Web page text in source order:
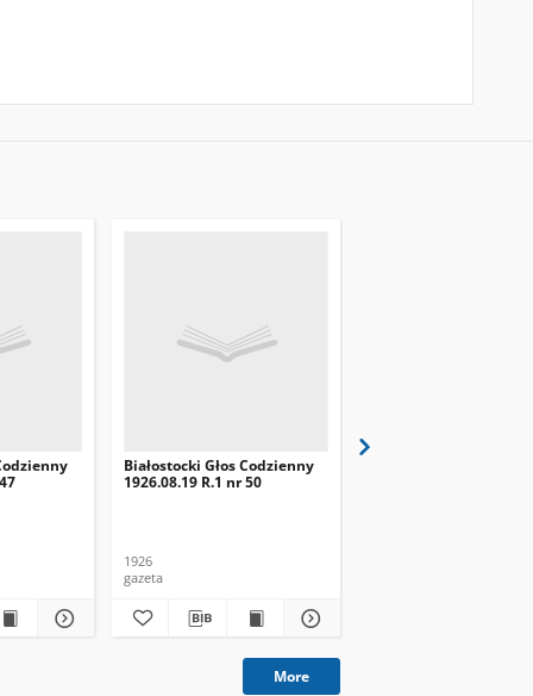
Białostocki Głos Codzienny
1926.08.19 R.1 nr 50
1926
gazeta
More